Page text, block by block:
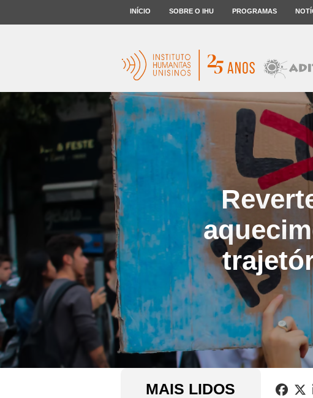
INÍCIO SOBRE O IHU PROGRAMAS
MAIS LIDOS